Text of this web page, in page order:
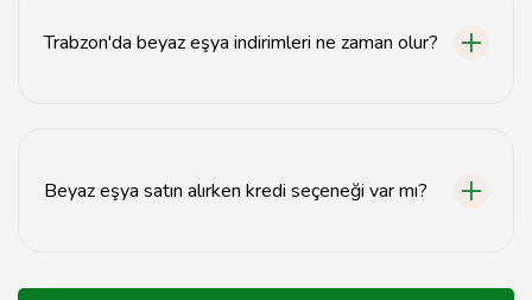
Trabzon'da beyaz eşya indirimleri ne zaman olur?
Beyaz eşya satın alırken kredi seçeneği var mı?
sunmakta ve taksit imkanı sağlamaktadır.